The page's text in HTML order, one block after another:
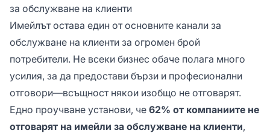
за обслужване на клиенти
Имейлът остава един от основните канали за
обслужване на клиенти за огромен брой
потребители. Не всеки бизнес обаче полага много
усилия, за да предостави бързи и професионални
отговори—всъщност някои изобщо не отговарят.
Едно проучване установи, че 62% от компаниите не
отговарят на имейли за обслужване на клиенти,